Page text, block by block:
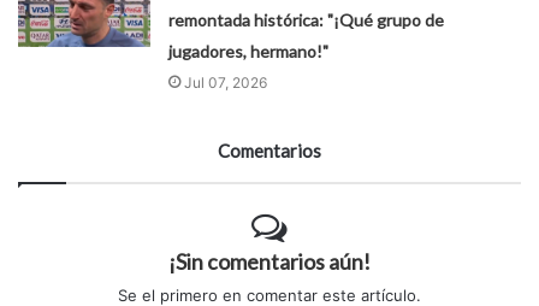
remontada histórica: "¡Qué grupo de
jugadores, hermano!"
Jul 07, 2026
Comentarios
¡Sin comentarios aún!
Se el primero en comentar este artículo.